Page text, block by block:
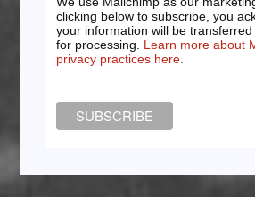
clicking below to subscribe, you
your information will be
for processing. Learn more about
privacy practices here.